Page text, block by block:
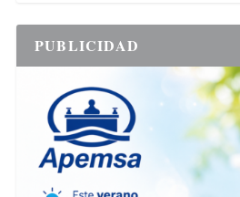
PUBLICIDAD